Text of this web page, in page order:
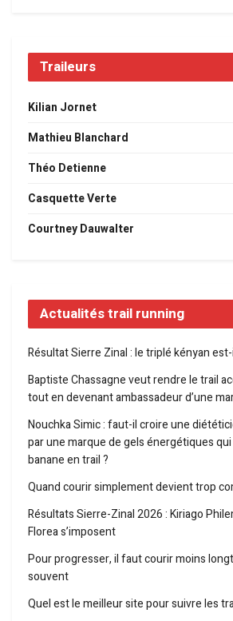
Traileurs
Kilian Jornet
Mathieu Blanchard
Théo Detienne
Casquette Verte
Courtney Dauwalter
Actualités trail running
Résultat Sierre Zinal : le triplé kényan
Baptiste Chassagne veut rendre le trail
tout en devenant ambassadeur d’une
Nouchka Simic : faut-il croire une
par une marque de gels énergétiques
banane en trail ?
Quand courir simplement devient trop
Résultats Sierre-Zinal 2026 : Kiriago
Florea s’imposent
Pour progresser, il faut courir moins
souvent
Quel est le meilleur site pour suivre les